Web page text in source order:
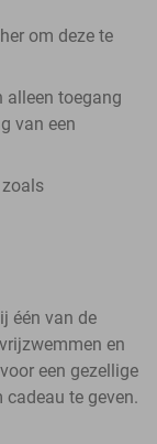
om deze te
alleen toegang
van een
één van de
en
een gezellige
te geven.